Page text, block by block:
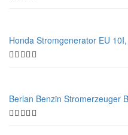
Honda Stromgenerator EU
Berlan Benzin Stromerzeuger